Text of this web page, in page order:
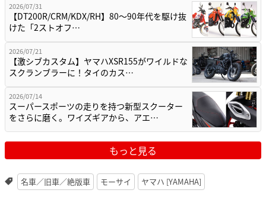
2026/07/31
【DT200R/CRM/KDX/RH】80〜90年代を駆け抜
けた「2ストオフ…
2026/07/21
【激シブカスタム】ヤマハXSR155がワイルドな
スクランブラーに！タイのカス…
2026/07/14
スーパースポーツの走りを持つ新型スクーター
をさらに磨く。ワイズギアから、アエ…
もっと見る
名車／旧車／絶版車 モーサイ ヤマハ [YAMAHA]